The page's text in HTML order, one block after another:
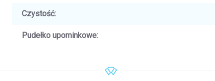
Czystość:
Pudełko upominkowe: